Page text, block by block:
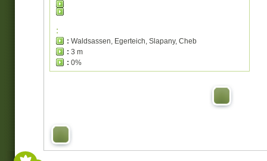
:
: Waldsassen, Egerteich, Slapany, Cheb
: 3 m
: 0%